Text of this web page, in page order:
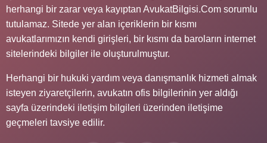
herhangi bir zarar veya kayıptan AvukatBilgisi.Com sorumlu
tutulamaz. Sitede yer alan içeriklerin bir kısmı
avukatlarımızın kendi girişleri, bir kısmı da baroların internet
sitelerindeki bilgiler ile oluşturulmuştur.
Herhangi bir hukuki yardım veya danışmanlık hizmeti almak
isteyen ziyaretçilerin, avukatın ofis bilgilerinin yer aldığı
sayfa üzerindeki iletişim bilgileri üzerinden iletişime
geçmeleri tavsiye edilir.